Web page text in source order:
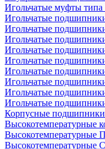
Игольчатые муфты
Игольчатые
Игольчатые
Игольчатые
Игольчатые
Игольчатые
Игольчатые
Игольчатые
Игольчатые
Игольчатые
Корпусные
Высокотемпературные
Высокотемпературные
Высокотемпературные